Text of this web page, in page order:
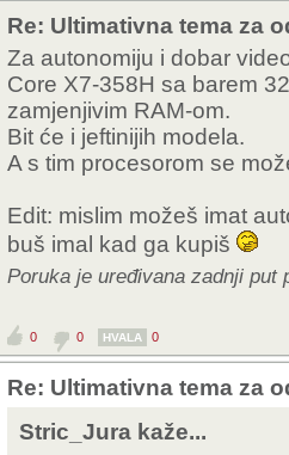
Re: Ultimativna tema za
Za autonomiju i dobar
Core X7-358H sa barem
zamjenjivim RAM-om.
Bit će i jeftinijih modela.
A s tim procesorom se
Edit: mislim možeš imat
buš imal kad ga kupiš
Poruka je uređivana zadnji put
0 0 HVALA 0
Re: Ultimativna tema za
Stric_Jura kaže...